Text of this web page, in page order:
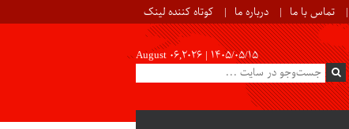
تماس با ما درباره ما کوتاه کننده لینک
August 06,2026 | ۱۴۰۵/۰۵/۱۵